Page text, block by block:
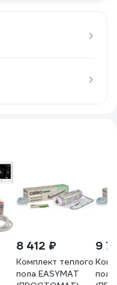
8 412 ₽
Комплект теплого
пола EASYMAT
9
пола